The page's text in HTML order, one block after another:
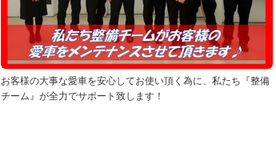
お客様の大事な愛車を安心してお使い頂く為に、私たち『整備
チーム』が全力でサポート致します！